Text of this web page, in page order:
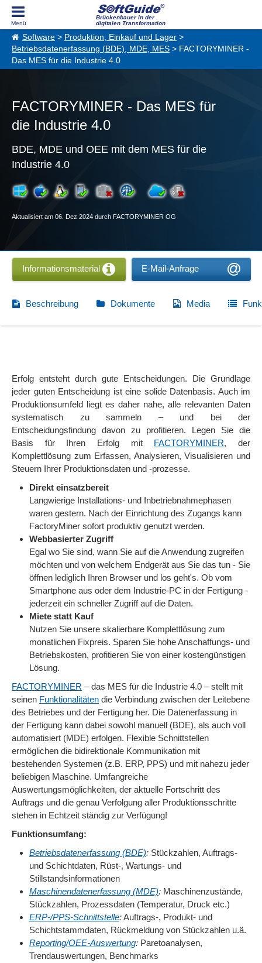
Brückenbauer in der
digitalen Transformation
Software > Produktion, Einkauf und Lager >
Betriebsdatenerfassung (BDE), MDE, MES > FACTORYMINER -
Das MES für die Industrie 4.0
FACTORYMINER - Das MES für
die Industrie 4.0
BDE, MDE und OEE mit dem MES für die
Industrie 4.0
Aktualisiert am 06. Dez 2024 durch FACTORYMINER OG
Informationsmaterial E-Mail-Anfrage
Beschreibung Dokumente Media
Erfolg entsteht durch gute Entscheidungen. Die Grundlage
jeder guten Entscheidung ist eine solide Datenbasis. Auch im
Produktionsumfeld liegt es daher nahe, alle relevanten Daten
systematisch zu sammeln – und bei der
Entscheidungsfindung davon zu profitieren. Legen Sie die
Basis für Ihren Erfolg mit FACTORYMINER, der
Komplettlösung zum Erfassen, Analysieren, Visualisieren und
Steuern Ihrer Produktionsdaten und -prozesse.
Direkt einsatzbereit
Langwierige Installations- und Inbetriebnahmephasen
waren gestern. Nach der Einrichtung des Zugangs kann
FactoryMiner sofort produktiv genutzt werden.
Webbasierter Zugriff
Egal wo Sie sind, wann Sie auf die Anwendung zugreifen
möchten und von welchem Endgerät aus Sie das tun - Sie
öffnen lediglich Ihren Browser und los geht's. Ob vom
Smartphone aus oder dem Industrie-PC in der Fertigung -
jederzeit ein schneller Zugriff auf die Daten.
Miete statt Kauf
Nutzen Sie unsere skalierbare Komplettlösung zum
monatlichen Fixpreis. Sparen Sie hohe Anschaffungs- und
Betriebskosten, profitieren Sie von einer kostengünstigen
Lösung.
FACTORYMINER – das MES für die Industrie 4.0 – stellt mit
seinen Funktionalitäten die Verbindung zwischen der Leitebene
des Betriebes und der Fertigung her. Die Datenerfassung in
der Fertigung kann dabei sowohl manuell (BDE), als auch voll
automatisiert (MDE) erfolgen. Flexible Schnittstellen
ermöglichen die bidirektionale Kommunikation mit
bestehenden Systemen (z.B. ERP, PPS) und mit nahezu jeder
beliebigen Maschine. Umfangreiche
Auswertungsmöglichkeiten, der aktuelle Fortschritt des
Auftrags und die genau Verfolgung aller Produktionsschritte
stehen in Echtzeit ständig zur Verfügung!
Funktionsumfang:
Betriebsdatenerfassung (BDE): Stückzahlen, Auftrags-
und Schichtdaten, Rüst-, Wartungs- und
Stillstandsinformationen
Maschinendatenerfassung (MDE): Maschinenzustände,
Stückzahlen, Prozessdaten (Temperatur, Druck etc.)
ERP-/PPS-Schnittstelle:Auftrags-, Produkt- und
Schichtstammdaten, Rückmeldung von Stückzahlen u.ä.
Reporting/OEE-Auswertung: Paretoanalysen,
Trendauswertungen, Benchmarks